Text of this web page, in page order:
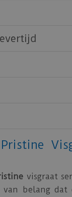
visgraat
van belang dat